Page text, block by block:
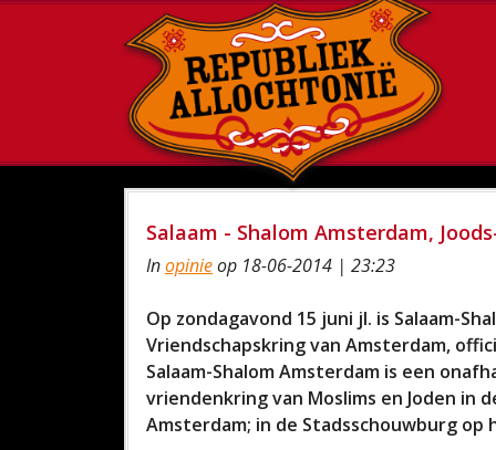
Salaam - Shalom Amsterdam,
Inopinieop 18-06-2014 | 23:23
Op zondagavond 15 juni jl. is Salaam-
Vriendschapskring van Amsterdam,
Salaam-Shalom Amsterdam is een
vriendenkring van Moslims en Joden in
Amsterdam; in de Stadsschouwburg op